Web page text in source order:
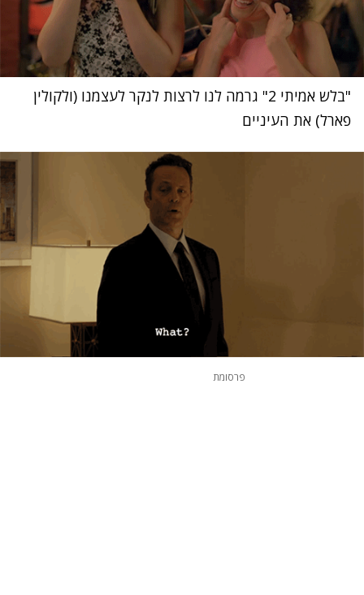
"בלש אמיתי 2" גרמה לנו לרצות לנקר לעצמנו (ולקולין
פארל) את העיניים
פרסומת